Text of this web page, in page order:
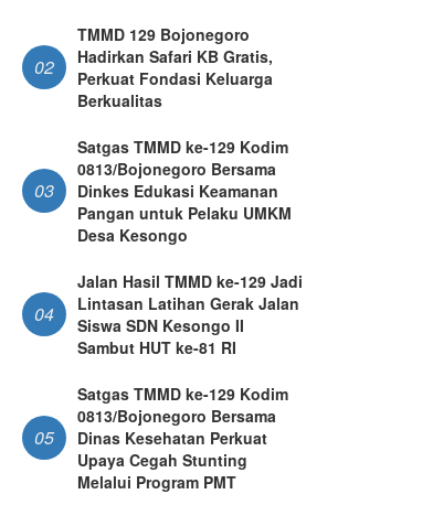
02
TMMD 129 Bojonegoro
Hadirkan Safari KB Gratis,
Perkuat Fondasi Keluarga
Berkualitas
03
Satgas TMMD ke-129 Kodim
0813/Bojonegoro Bersama
Dinkes Edukasi Keamanan
Pangan untuk Pelaku UMKM
Desa Kesongo
04
Jalan Hasil TMMD ke-129 Jadi
Lintasan Latihan Gerak Jalan
Siswa SDN Kesongo II
Sambut HUT ke-81 RI
05
Satgas TMMD ke-129 Kodim
0813/Bojonegoro Bersama
Dinas Kesehatan Perkuat
Upaya Cegah Stunting
Melalui Program PMT